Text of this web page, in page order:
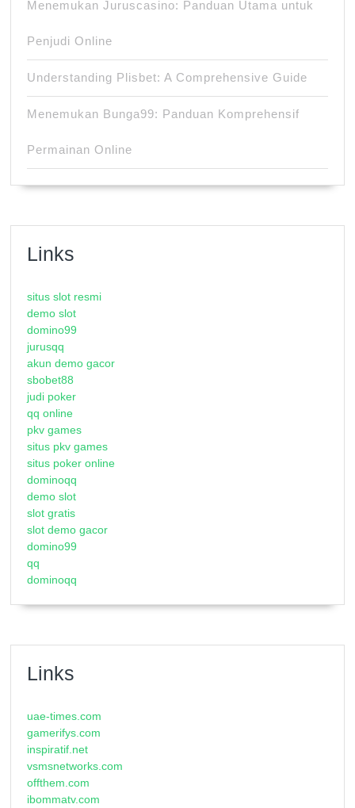
Menemukan Juruscasino: Panduan Utama untuk
Penjudi Online
Understanding Plisbet: A Comprehensive Guide
Menemukan Bunga99: Panduan Komprehensif
Permainan Online
Links
situs slot resmi
demo slot
domino99
jurusqq
akun demo gacor
sbobet88
judi poker
qq online
pkv games
situs pkv games
situs poker online
dominoqq
demo slot
slot gratis
slot demo gacor
domino99
qq
dominoqq
Links
uae-times.com
gamerifys.com
inspiratif.net
vsmsnetworks.com
offthem.com
ibommatv.com